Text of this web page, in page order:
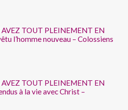
TOUT PLEINEMENT EN
l’homme nouveau – Colossiens
TOUT PLEINEMENT EN
à la vie avec Christ –